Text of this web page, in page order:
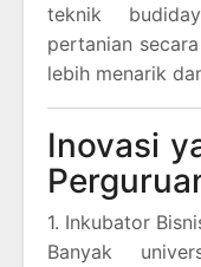
teknik
pertanian
lebih menarik
Inovasi
1. Inkubator
Banyak